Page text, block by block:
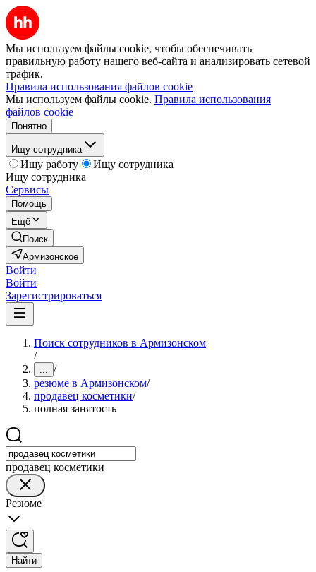
Мы используем файлы cookie, чтобы обеспечивать
правильную работу нашего веб-сайта и анализировать сетевой
трафик.
Правила использования файлов cookie
Мы используем файлы cookie. Правила использования
файлов cookie
Понятно
Ищу сотрудника
Ищу работу
Ищу сотрудника
Ищу сотрудника
Сервисы
Помощь
Ещё
Поиск
Армизонское
Войти
Войти
Зарегистрироваться
Поиск сотрудников в Армизонском
/
... /
резюме в Армизонском/
продавец косметики/
полная занятость
продавец косметики
Резюме
Найти